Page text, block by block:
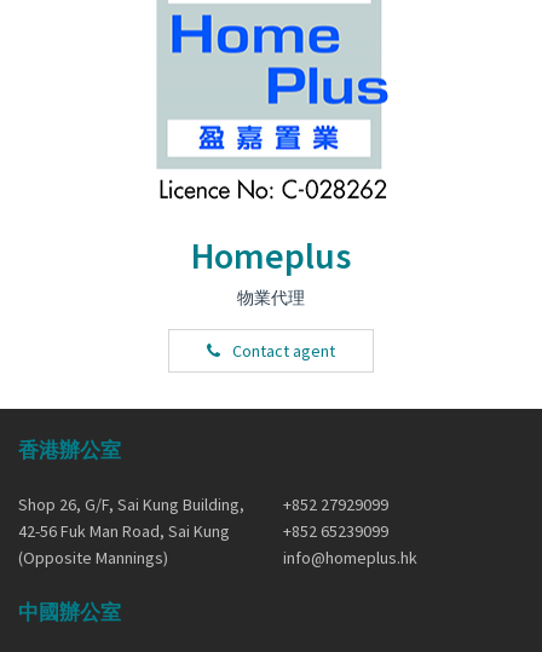
Homeplus
物業代理
Contact agent
香港辦公室
Shop 26, G/F, Sai Kung Building,
42-56 Fuk Man Road, Sai Kung
(Opposite Mannings)
+852 27929099
+852 65239099
info@homeplus.hk
中國辦公室